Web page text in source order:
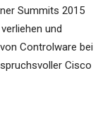
Summits 2015
und
Controlware bei
Cisco